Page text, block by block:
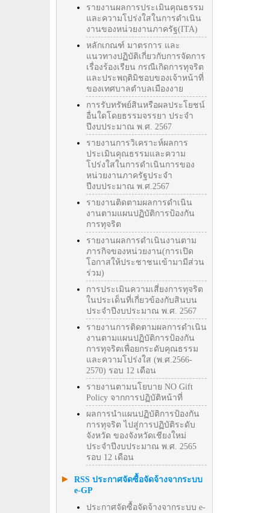
รายงานผลการประเมินคุณธรรม
และความโปร่งใสในการดำเนิน
งานของหน่วยงานภาครัฐ(ITA)
หลักเกณฑ์ มาตรการ และ
แนวทางปฏิบัติเกี่ยวกับการจัดการ
เรื่องร้องเรียน กรณีเกิดการทุจริต
และประพฤติมิชอบของเจ้าหน้าที่
ของเทศบาลตำบลเมืองงาย
การรับทรัพย์สินหรือผลประโยชน์
อื่นใดโดยธรรมจรรยา ประจำ
ปีงบประมาณ พ.ศ. 2567
รายงานการวิเคราะห์ผลการ
ประเมินคุณธรรมและความ
โปร่งใสในการดำเนินการของ
หน่วยงานภาครัฐประจำ
ปีงบประมาณ พ.ศ.2567
รายงานติดตามผลการดำเนิน
งานตามแผนปฏิบัติการป้องกัน
การทุจริต
รายงานผลการดำเนินงานตาม
ภารกิจของหน่วยงาน(การเปิด
โอกาสให้ประชาชนเข้ามามีส่วน
ร่วม)
การประเมินความเสี่ยงการทุจริต
ในประเด็นที่เกี่ยวข้องกับสินบน
ประจำปีงบประมาณ พ.ศ. 2567
รายงานการติดตามผลการดำเนิน
งานตามแผนปฏิบัติการป้องกัน
การทุจริตเพื่อยกระดับคุณธรรม
และความโปร่งใส (พ.ศ.2566-
2570) รอบ 12 เดือน
รายงานตามนโยบาย NO Gift
Policy จากการปฏิบัติหน้าที่
ผลการนำแผนปฏิบัติการป้องกัน
การทุจริต ไปสู่การปฏิบัติระดับ
จังหวัด ของจังหวัดเชียงใหม่
ประจำปีงบประมาณ พ.ศ. 2565
รอบ 12 เดือน
RSS ประกาศจัดซื้อจัดจ้างจากระบบ
e-GP
ประกาศจัดซื้อจัดจ้างจากระบบ e-